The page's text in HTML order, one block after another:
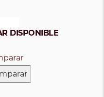
DISPONIBLE